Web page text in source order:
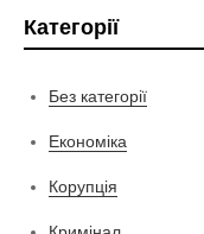
Категорії
Без категорії
Економіка
Корупція